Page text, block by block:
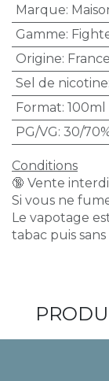
Marque:
Gamme:
Origine: France
Sel de nicotine
Format: 100ml
PG/VG: 30/
Conditions
🔞 Vente
Si vous ne
Le vapotage
tabac puis